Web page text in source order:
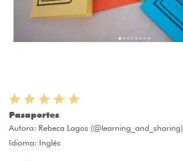
Pasaportes
Autora: Rebeca Lagos (@learning_and_sharing)
Idioma: Inglés